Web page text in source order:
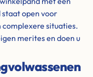
staat open voor
situaties.
merites en doen u